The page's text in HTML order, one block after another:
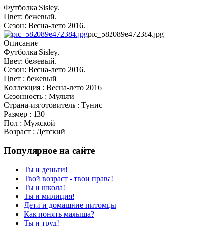
Футболка Sisley.
Цвет: бежевый.
Сезон: Весна-лето 2016.
pic_582089e472384.jpg
Описание
Футболка Sisley.
Цвет: бежевый.
Сезон: Весна-лето 2016.
Цвет : бежевый
Коллекция : Весна-лето 2016
Сезонность : Мульти
Страна-изготовитель : Тунис
Размер : 130
Пол : Мужской
Возраст : Детский
Популярное на сайте
Ты и деньги!
Твой возраст - твои права!
Ты и школа!
Ты и милиция!
Дети и домашние питомцы
Как понять малыша?
Ты и труд!